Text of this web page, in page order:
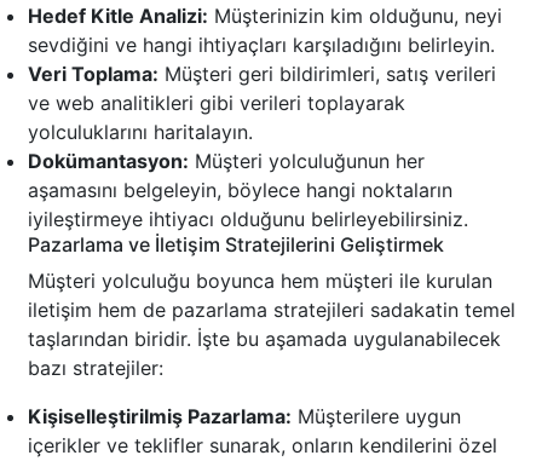
Hedef Kitle Analizi: Müşterinizin kim olduğunu, neyi
sevdiğini ve hangi ihtiyaçları karşıladığını belirleyin.
Veri Toplama: Müşteri geri bildirimleri, satış verileri
ve web analitikleri gibi verileri toplayarak
yolculuklarını haritalayın.
Dokümantasyon: Müşteri yolculuğunun her
aşamasını belgeleyin, böylece hangi noktaların
iyileştirmeye ihtiyacı olduğunu belirleyebilirsiniz.
Pazarlama ve İletişim Stratejilerini Geliştirmek
Müşteri yolculuğu boyunca hem müşteri ile kurulan
iletişim hem de pazarlama stratejileri sadakatin temel
taşlarından biridir. İşte bu aşamada uygulanabilecek
bazı stratejiler:
Kişiselleştirilmiş Pazarlama: Müşterilere uygun
içerikler ve teklifler sunarak, onların kendilerini özel